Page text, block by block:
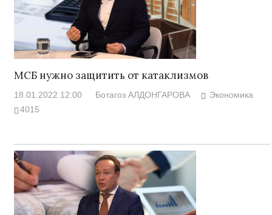
МСБ нужно защитить от катаклизмов
18.01.2022 12:00 Ботагоз АЛДОНГАРОВА
Экономика
4015